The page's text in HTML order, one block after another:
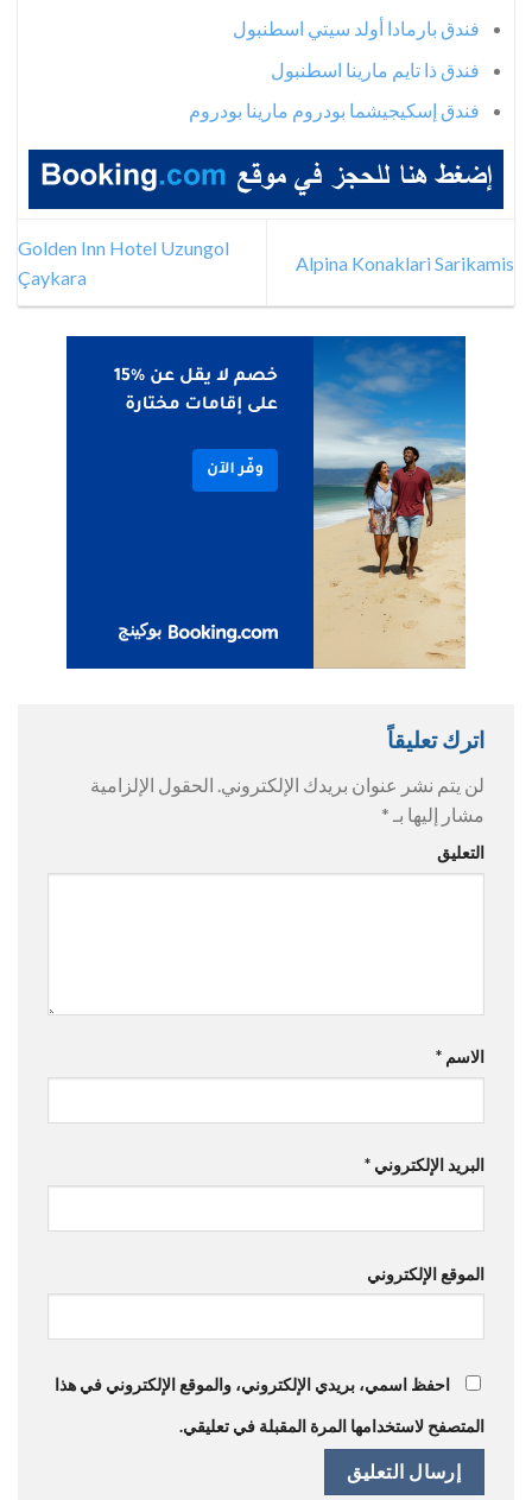
فندق بارمادا أولد سيتي اسطنبول
فندق ذا تايم مارينا اسطنبول
فندق إسكيجيشما بودروم مارينا بودروم
Alpina Konaklari Sarikamis
Golden Inn Hotel Uzungol
Çaykara
اترك تعليقاً
لن يتم نشر عنوان بريدك الإلكتروني. الحقول الإلزامية
مشار إليها بـ *
التعليق
الاسم *
البريد الإلكتروني *
الموقع الإلكتروني
احفظ اسمي، بريدي الإلكتروني، والموقع الإلكتروني في هذا
المتصفح لاستخدامها المرة المقبلة في تعليقي.